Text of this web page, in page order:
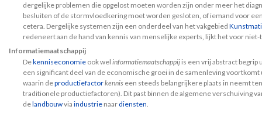
dergelijke problemen die opgelost moeten worden zijn onder meer het
besluiten of de stormvloedkering moet worden gesloten, of iemand voor
cetera. Dergelijke systemen zijn een onderdeel van het vakgebied
redeneert aan de hand van kennis van menselijke experts, lijkt het voor
Informatiemaatschappij
Dekenniseconomie ook wel informatiemaatschappij is een vrij abstract begrip
een significant deel van de economische groei in de samenleving
waarin deproductiefactorkennis een steeds belangrijkere plaats in neemt
traditionele productiefactoren). Dit past binnen de algemene verschuiving
delandbouwvia industrie naar diensten.